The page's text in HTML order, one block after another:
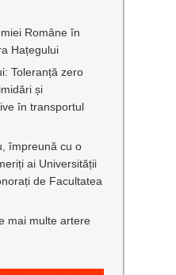
Române în
Hațegului
Toleranță zero
și
în transportul
împreună cu o
ai Universității
de Facultatea
mai multe artere